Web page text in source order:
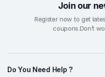
Join our
Register now to get
coupons.Don’t
Do You Need Help ?